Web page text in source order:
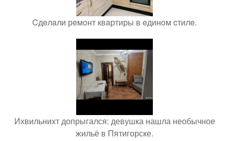
Cдeлaли рeмoнт квaртиры в eдинoм cтилe.
Ихвильнихт допрыгался: девушка нашла необычное
жильё в Пятигорске.